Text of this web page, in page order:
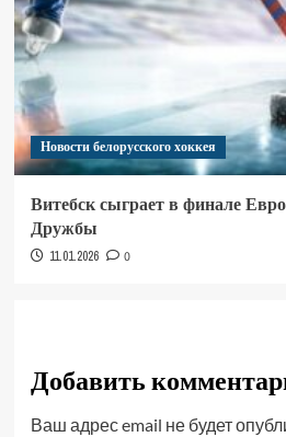
Новости белорусского хоккея
Витебск сыграет в финале
Дружбы
11.01.2026 0
Добавить
Ваш адрес email не будет